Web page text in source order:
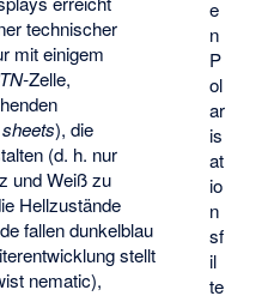
e
n
P
ol
ar
is
at
io
n
sf
il
te
technischer
mit einigem
Zelle,
), die
(d. h. nur
und Weiß zu
Hellzustände
fallen dunkelblau
stellt
nematic),